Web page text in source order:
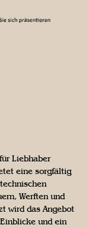
Liebhaber
eine sorgfältig
Werften und
wird das Angebot
und ein